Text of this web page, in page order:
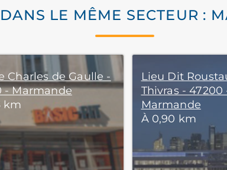
LE MÊME SECTEUR :
Charles de Gaulle -
- Marmande
km
Lieu Dit
Thivras - 47200
Marmande
À 0,90 km